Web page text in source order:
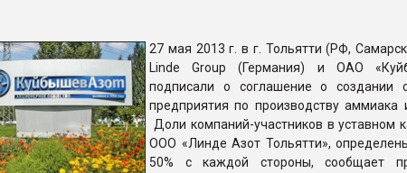
ФОРУМ
27 мая 2013 г. в г. Тольятти (РФ,
Linde Group (Германия) и ОАО
подписали о соглашение о создании
предприятия по производству аммиака
Доли компаний-участников в уставном
ООО «Линде Азот Тольятти»,
50% с каждой стороны, сообщает